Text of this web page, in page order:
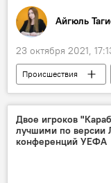
Айгюль
23 октября 2021,
Происшествия
Министерство по
Двое игроков
лучшими по версии
конференций УЕФА